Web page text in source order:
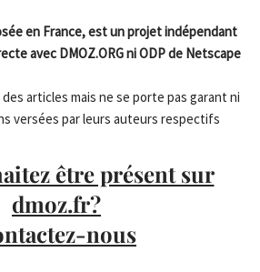
en France, est un projet indépendant
avec DMOZ.ORG ni ODP de Netscape
articles mais ne se porte pas garant ni
versées par leurs auteurs respectifs
être présent sur
dmoz.fr?
nous